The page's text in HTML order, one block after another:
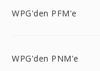
WPG'den PFM'e
WPG'den PNM'e